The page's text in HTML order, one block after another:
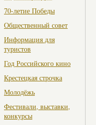
70-летие Победы
Общественный совет
Информация для
туристов
Год Российского кино
Крестецкая строчка
Молодёжь
Фестивали, выставки,
конкурсы